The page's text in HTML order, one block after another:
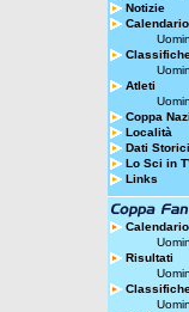
Notizie
Atleti
Coppa
Località
Dati Storici
Lo Sci in
Links
Calendario
Risultati